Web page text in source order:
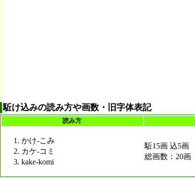
駈け込みの読み方や画数・旧字体表記
読み方
かけ-こみ
カケ-コミ
kake-komi
駈15画 込5画
総画数：20画